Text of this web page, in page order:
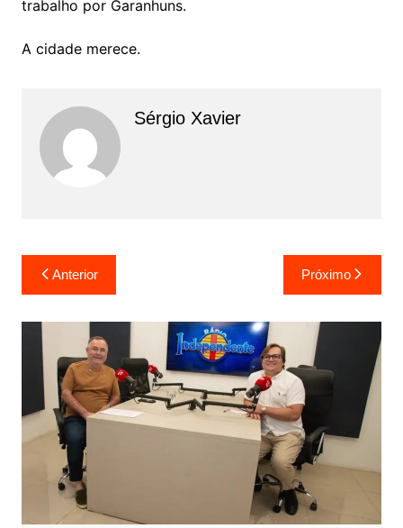
trabalho por Garanhuns.
A cidade merece.
Sérgio Xavier
Anterior Próximo